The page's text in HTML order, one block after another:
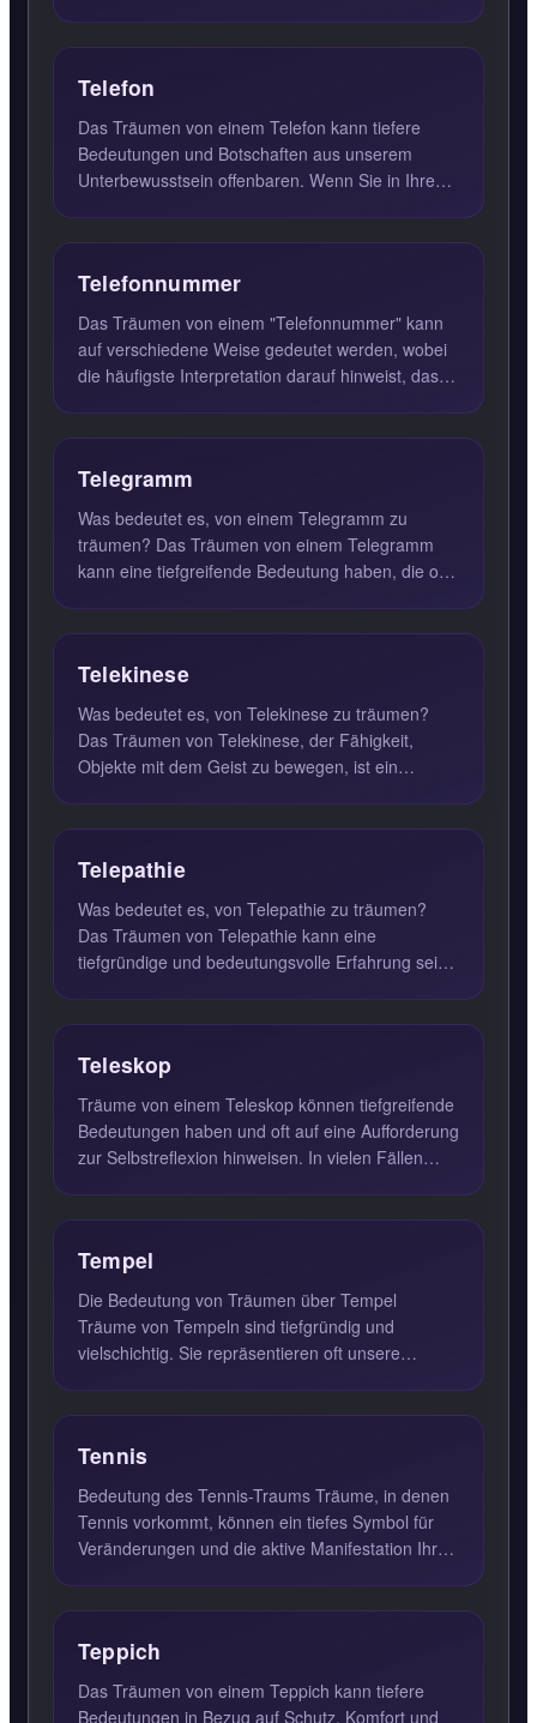
Telefon
Das Träumen von einem Telefon kann tiefere
Bedeutungen und Botschaften aus unserem
Unterbewusstsein offenbaren. Wenn Sie in Ihrem
Telefonnummer
Das Träumen von einem "Telefonnummer" kann
auf verschiedene Weise gedeutet werden, wobei
die häufigste Interpretation darauf hinweist, dass
Telegramm
Was bedeutet es, von einem Telegramm zu
träumen? Das Träumen von einem Telegramm
kann eine tiefgreifende Bedeutung haben, die oft
Telekinese
Was bedeutet es, von Telekinese zu träumen?
Das Träumen von Telekinese, der Fähigkeit,
Objekte mit dem Geist zu bewegen, ist ein
Telepathie
Was bedeutet es, von Telepathie zu träumen?
Das Träumen von Telepathie kann eine
tiefgründige und bedeutungsvolle Erfahrung sein.
Teleskop
Träume von einem Teleskop können tiefgreifende
Bedeutungen haben und oft auf eine Aufforderung
zur Selbstreflexion hinweisen. In vielen Fällen
Tempel
Die Bedeutung von Träumen über Tempel
Träume von Tempeln sind tiefgründig und
vielschichtig. Sie repräsentieren oft unsere
Tennis
Bedeutung des Tennis-Traums Träume, in denen
Tennis vorkommt, können ein tiefes Symbol für
Veränderungen und die aktive Manifestation Ihrer
Teppich
Das Träumen von einem Teppich kann tiefere
Bedeutungen in Bezug auf Schutz, Komfort und